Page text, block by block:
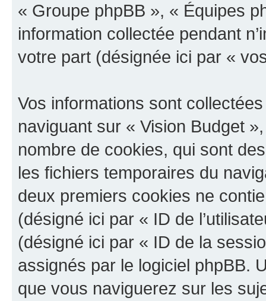
« Groupe phpBB », « Équipes
information collectée pendant
votre part (désignée ici par «
Vos informations sont
naviguant sur « Vision Budget
nombre de cookies, qui sont
les fichiers temporaires du
deux premiers cookies ne
(désigné ici par « ID de
(désigné ici par « ID de la
assignés par le logiciel phpBB.
que vous naviguerez sur les